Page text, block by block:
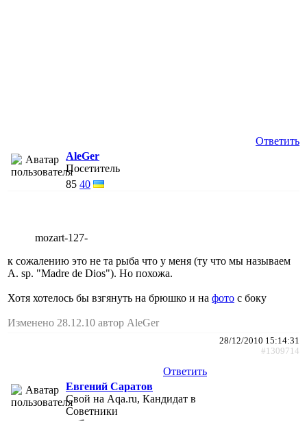
Ответить
AleGer
Посетитель
85 40
mozart-127-
к сожалению это не та рыба что у меня (ту что мы называем
A. sp. "Madre de Dios"). Но похожа.
Хотя хотелось бы взгянуть на брюшко и на фото с боку
Изменено 28.12.10 автор AleGer
28/12/2010 15:14:31
#1309714
Ответить
Евгений Саратов
Свой на Aqa.ru, Кандидат в
Советники